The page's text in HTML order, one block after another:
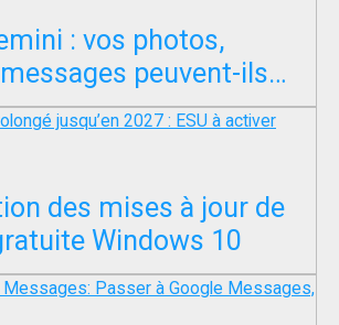
: vos photos,
peuvent-ils
l’IA ?
des mises à jour de
Windows 10